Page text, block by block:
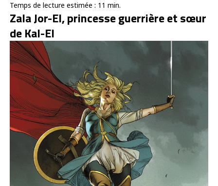
Temps de lecture estimée : 11 min.
Zala Jor-El, princesse guerrière et sœur
de Kal-El